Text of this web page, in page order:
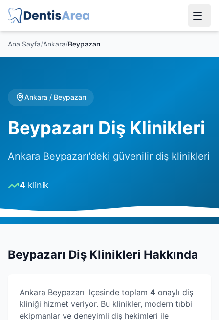
Ana Sayfa/Ankara/Beypazarı
Ankara / Beypazarı
Beypazarı Diş Klinikleri
Ankara Beypazarı'deki güvenilir diş klinikleri
4 klinik
Beypazarı Diş Klinikleri Hakkında
Ankara Beypazarı ilçesinde toplam 4 onaylı diş
kliniği hizmet veriyor. Bu klinikler, modern tıbbi
ekipmanlar ve deneyimli diş hekimleri ile